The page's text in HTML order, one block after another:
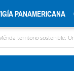
PANAMERICANA
Una propuesta